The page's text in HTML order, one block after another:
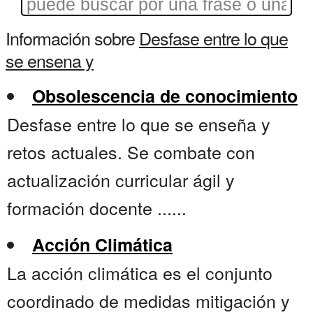
Información sobre Desfase entre lo que
se ensena y
Obsolescencia de conocimiento
Desfase entre lo que se enseña y
retos actuales. Se combate con
actualización curricular ágil y
formación docente ......
Acción Climática
La acción climática es el conjunto
coordinado de medidas mitigación y